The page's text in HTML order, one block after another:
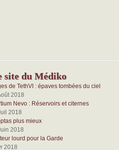
site du Médiko
de TethVI : épaves tombées du ciel
2018
Nevo : Réservoirs et citernes
2018
plus mieux
2018
lourd pour la Garde
2018